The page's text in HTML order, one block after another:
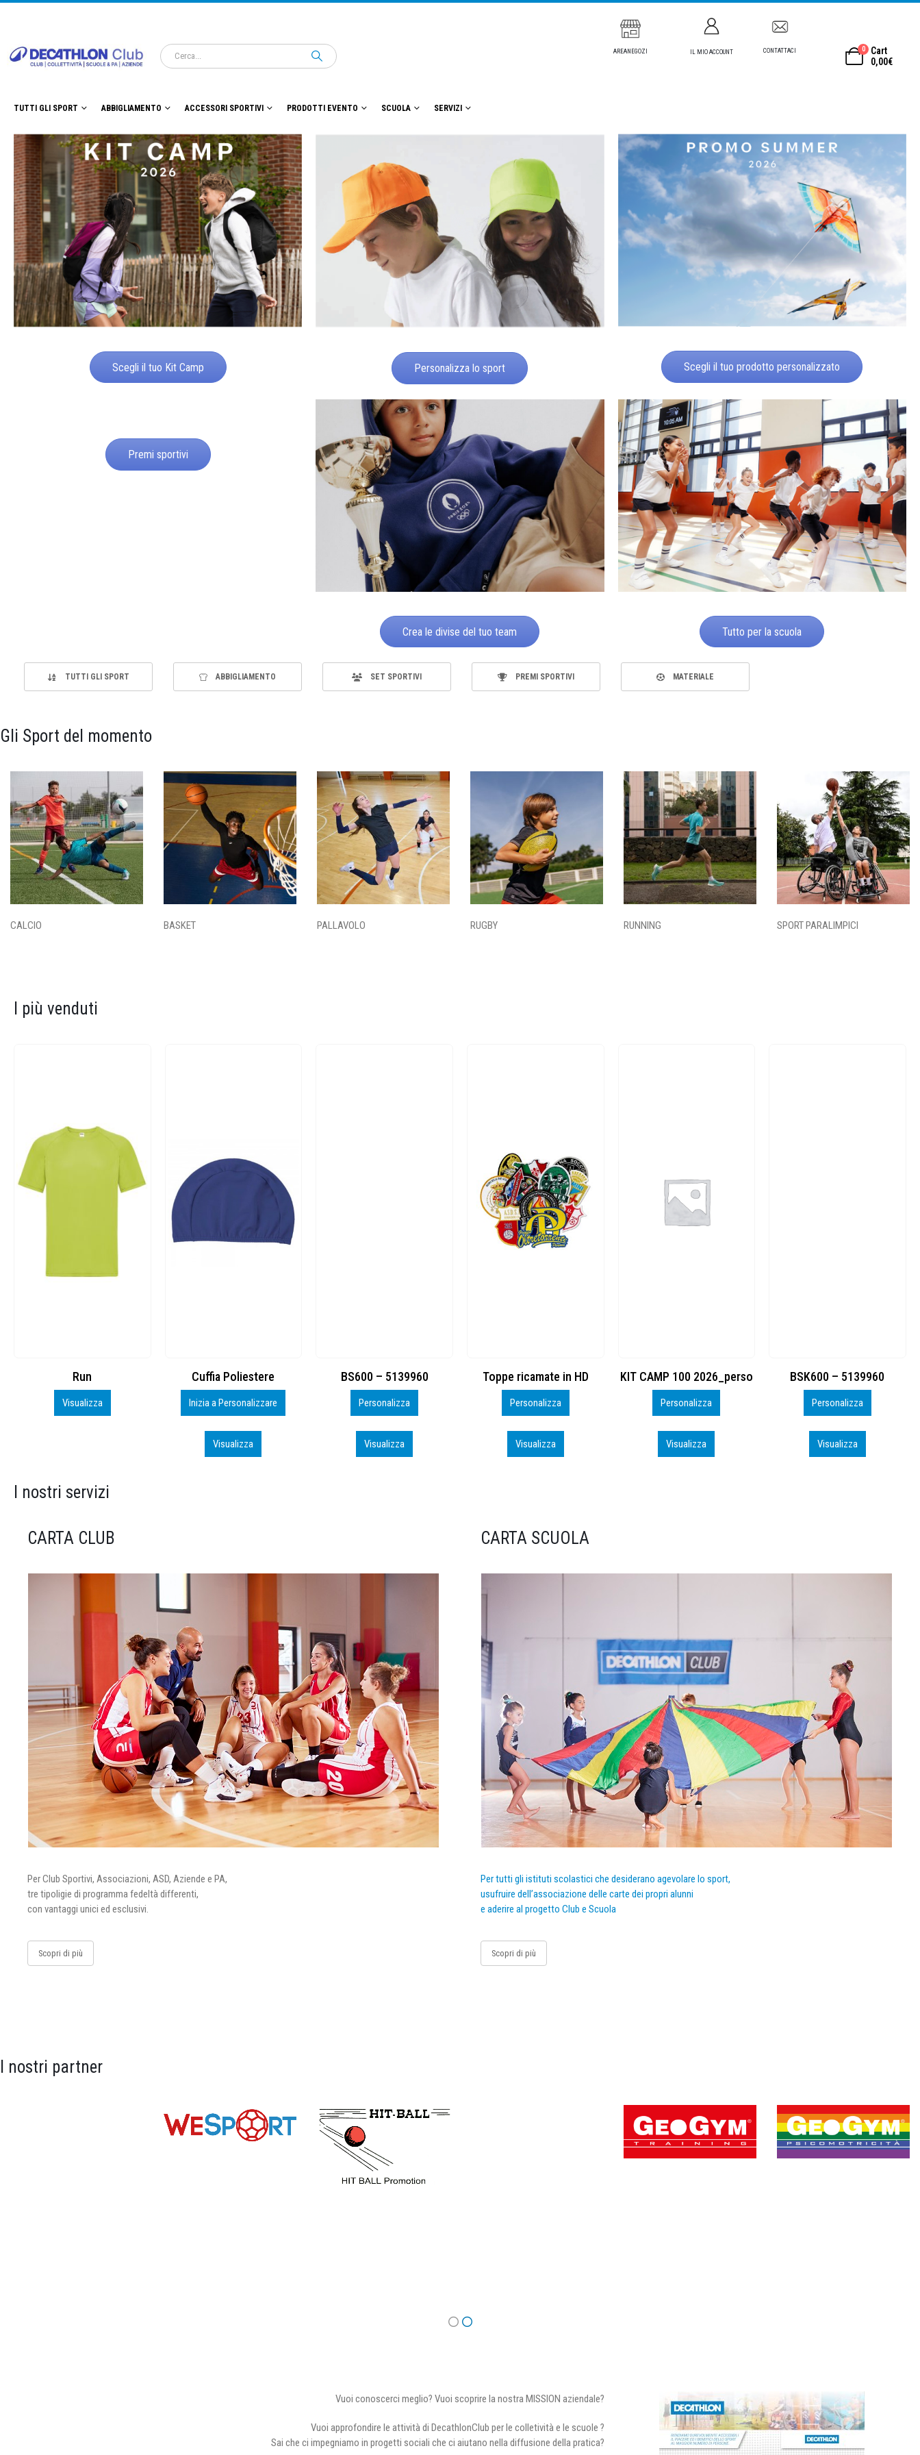
AREANEGOZI IL MIO ACCOUNT CONTATTACI 0
Cart
0,00€
TUTTI GLI SPORT ABBIGLIAMENTO ACCESSORI SPORTIVI PRODOTTI EVENTO SCUOLA SERVIZI
Scegli il tuo Kit Camp Personalizza lo sport Scegli il tuo prodotto personalizzato
Premi sportivi
Crea le divise del tuo team Tutto per la scuola
TUTTI GLI SPORT ABBIGLIAMENTO SET SPORTIVI PREMI SPORTIVI MATERIALE
Gli Sport del momento
CALCIO BASKET PALLAVOLO RUGBY RUNNING SPORT PARALIMPICI
I più venduti
Cuffia Poliestere
Inizia a Personalizzare
BS600 – 5139960
Personalizza
Visualizza
Toppe ricamate in HD
Personalizza
Visualizza
KIT CAMP 100 2026_perso
Personalizza
Visualizza
BSK600 – 5139960
Personalizza
Visualizza
DTF
Personalizza
Visualizza
I nostri servizi
CARTA CLUB
Per Club Sportivi, Associazioni, ASD, Aziende e PA,
tre tipoligie di programma fedeltà differenti,
con vantaggi unici ed esclusivi.
Scopri di più
CARTA SCUOLA
Per tutti gli istituti scolastici che desiderano agevolare lo sport,
usufruire dell’associazione delle carte dei propri alunni
e aderire al progetto Club e Scuola
Scopri di più
I nostri partner
Vuoi conoscerci meglio? Vuoi scoprire la nostra MISSION aziendale?
Vuoi approfondire le attività di DecathlonClub per le colletività e le scuole ?
Sai che ci impegniamo in progetti sociali che ci aiutano nella diffusione della pratica?